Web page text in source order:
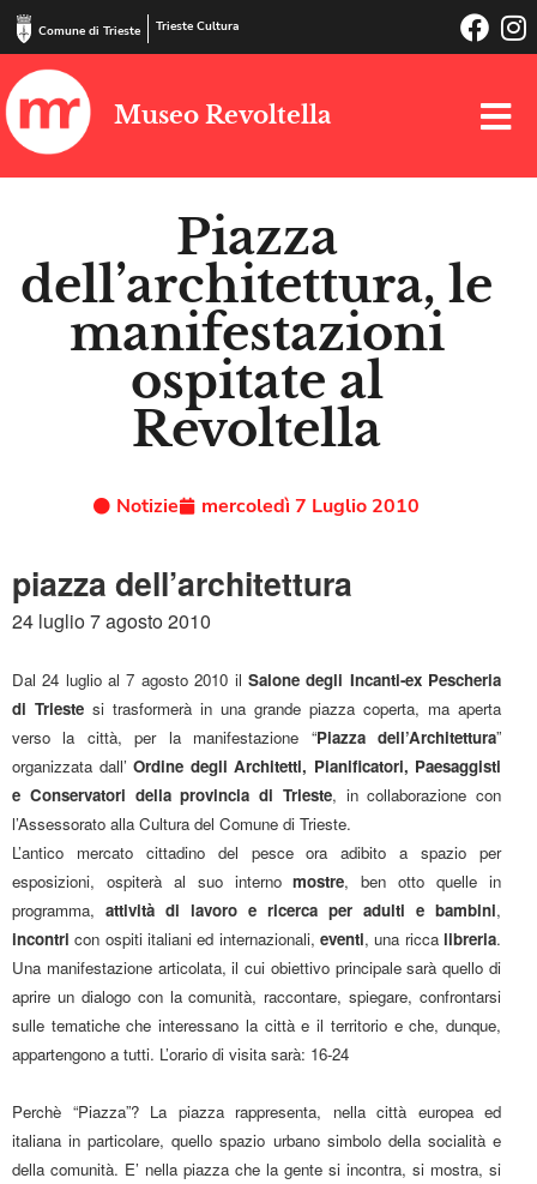
Comune di Trieste Trieste Cultura
Museo Revoltella
Piazza
dell’architettura, le
manifestazioni
ospitate al
Revoltella
Notizie mercoledì 7 Luglio 2010
piazza dell’architettura
24 luglio 7 agosto 2010
Dal 24 luglio al 7 agosto 2010 il Salone degli Incanti-ex Pescheria
di Trieste si trasformerà in una grande piazza coperta, ma aperta
verso la città, per la manifestazione “Piazza dell’Architettura”
organizzata dall’ Ordine degli Architetti, Pianificatori, Paesaggisti
e Conservatori della provincia di Trieste, in collaborazione con
l’Assessorato alla Cultura del Comune di Trieste.
L’antico mercato cittadino del pesce ora adibito a spazio per
esposizioni, ospiterà al suo internomostre, ben otto quelle in
programma, attività di lavoro e ricerca per adulti e bambini,
incontri con ospiti italiani ed internazionali, eventi, una ricca libreria.
Una manifestazione articolata, il cui obiettivo principale sarà quello di
aprire un dialogo con lacomunità, raccontare, spiegare, confrontarsi
sulle tematiche che interessano la città e il territorio e che, dunque,
appartengono a tutti. L’orario di visita sarà: 16-24
Perchè “Piazza”? La piazza rappresenta, nella città europea ed
italiana in particolare, quello spazio urbano simbolo della socialità e
della comunità. E’ nella piazza che la gente si incontra, si mostra, si